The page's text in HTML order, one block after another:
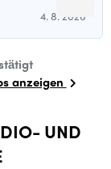
4. 8. 2026
anzeigen
UND